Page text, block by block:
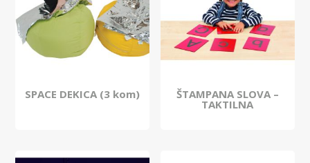
SPACE DEKICA (3 kom) ŠTAMPANA SLOVA –
TAKTILNA